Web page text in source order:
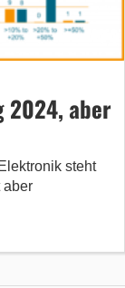
2024, aber
steht
aber